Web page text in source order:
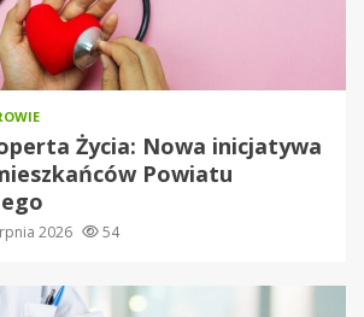
Życia: Nowa inicjatywa
Powiatu
2026 54